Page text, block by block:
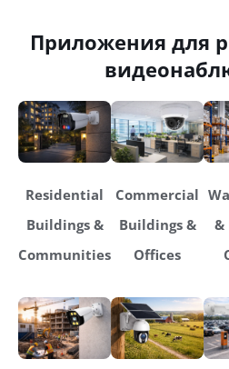
Приложения для
Residential
Buildings &
Communities
Commercial
Buildings &
Offices
&